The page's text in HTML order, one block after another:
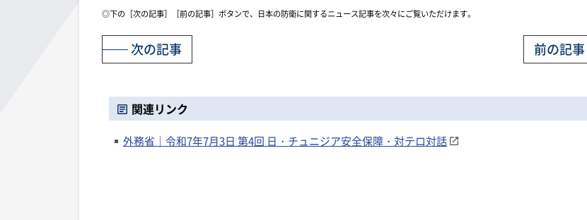
◎下の［次の記事］［前の記事］ボタンで、日本の防衛に関するニュース記事を次々にご覧いただけます。
前の記事
次の記事
関連リンク
外務省｜令和7年7月3日 第4回 日・チュニジア安全保障・対テロ対話